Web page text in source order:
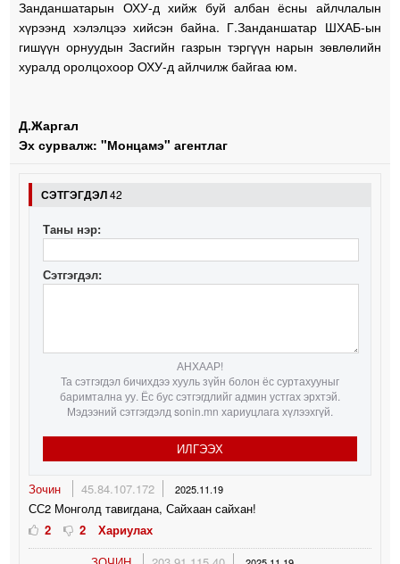
Занданшатарын ОХУ-д хийж буй албан ёсны айлчлалын
хүрээнд хэлэлцээ хийсэн байна. Г.Занданшатар ШХАБ-ын
гишүүн орнуудын Засгийн газрын тэргүүн нарын зөвлөлийн
хуралд оролцохоор ОХУ-д айлчилж байгаа юм.
Д.Жаргал
Эх сурвалж: "Монцамэ" агентлаг
СЭТГЭГДЭЛ42
Таны нэр:
Сэтгэгдэл:
АНХААР!
Та сэтгэгдэл бичихдээ хууль зүйн болон ёс суртахууныг
баримтална уу. Ёс бус сэтгэгдлийг админ устгах эрхтэй.
Мэдээний сэтгэгдэлд sonin.mn хариуцлага хүлээхгүй.
ИЛГЭЭХ
Зочин 45.84.107.172 2025.11.19
СС2 Монголд тавигдана, Сайхаан сайхан!
2
2
Хариулах